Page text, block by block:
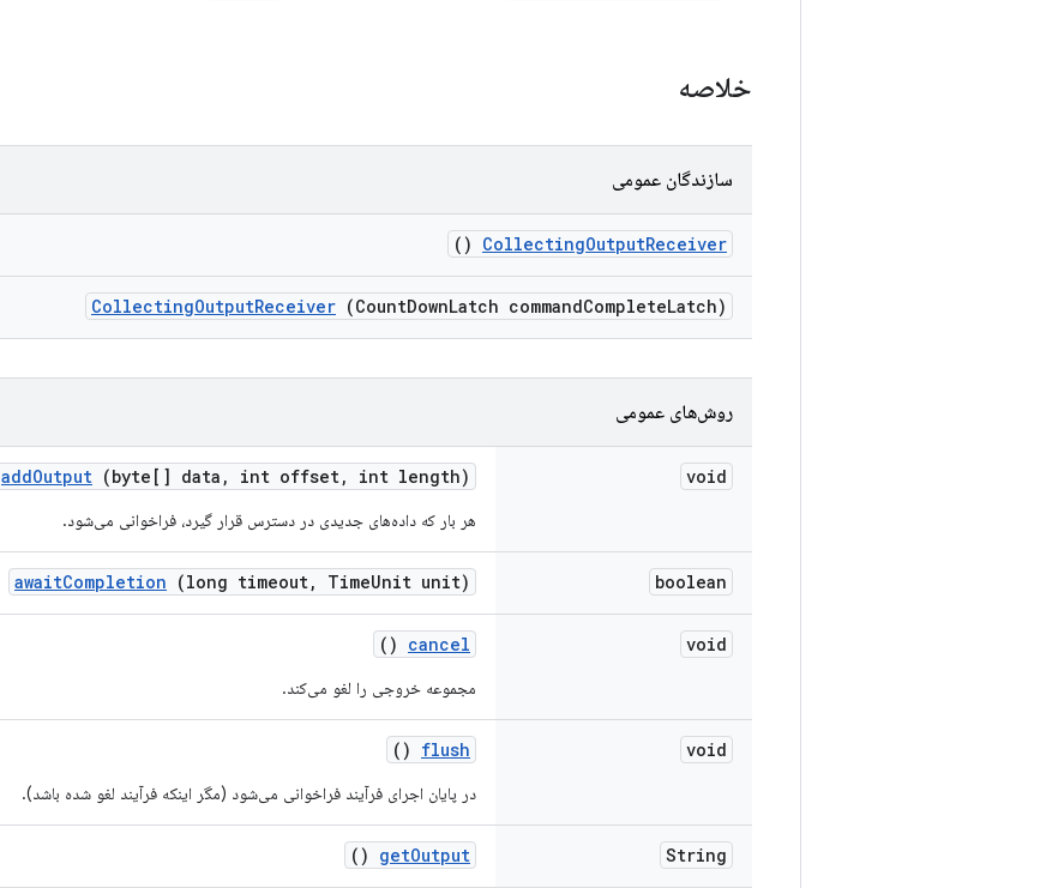
خلاصه
سازندگان عمومی
CollectingOutputReceiver
()
CollectingOutputReceiver (CountDownLatch commandCompleteLatch)
روش‌های عمومی
void
addOutput (byte[] data , int offset, int length)
هر بار که داده‌های جدیدی در دسترس قرار گیرد، فراخوانی می‌شود.
boolean
awaitCompletion (long timeout, TimeUnit unit)
void
cancel
()
مجموعه خروجی را لغو می‌کند.
void
flush
()
در پایان اجرای فرآیند فراخوانی می‌شود (مگر اینکه فرآیند لغو شده باشد).
String
getOutput
()